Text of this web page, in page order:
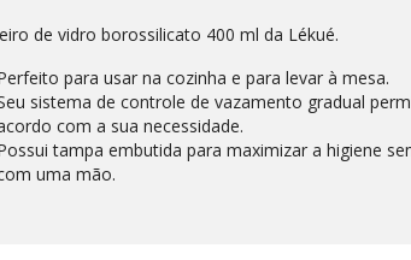
de vidro borossilicato 400 ml da Lékué.
para usar na cozinha e para levar à mesa.
sistema de controle de vazamento gradual
com a sua necessidade.
tampa embutida para maximizar a higiene
uma mão.